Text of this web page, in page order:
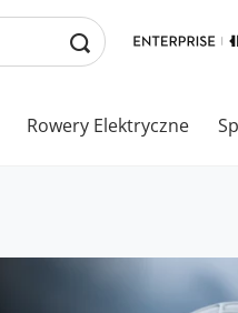
Rowery Elektryczne